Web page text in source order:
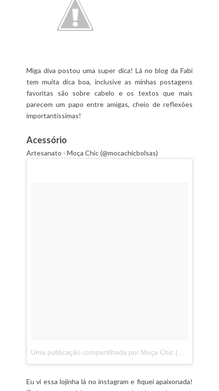
Miga diva postou uma super dica! Lá no blog da Fabi
tem muita dica boa, inclusive as minhas postagens
favoritas são sobre cabelo e os textos que mais
parecem um papo entre amigas, cheio de reflexões
importantíssimas!
Acessório
Artesanato - Moça Chic (@mocachicbolsas)
Eu vi essa lojinha lá no instagram e fiquei apaixonada!